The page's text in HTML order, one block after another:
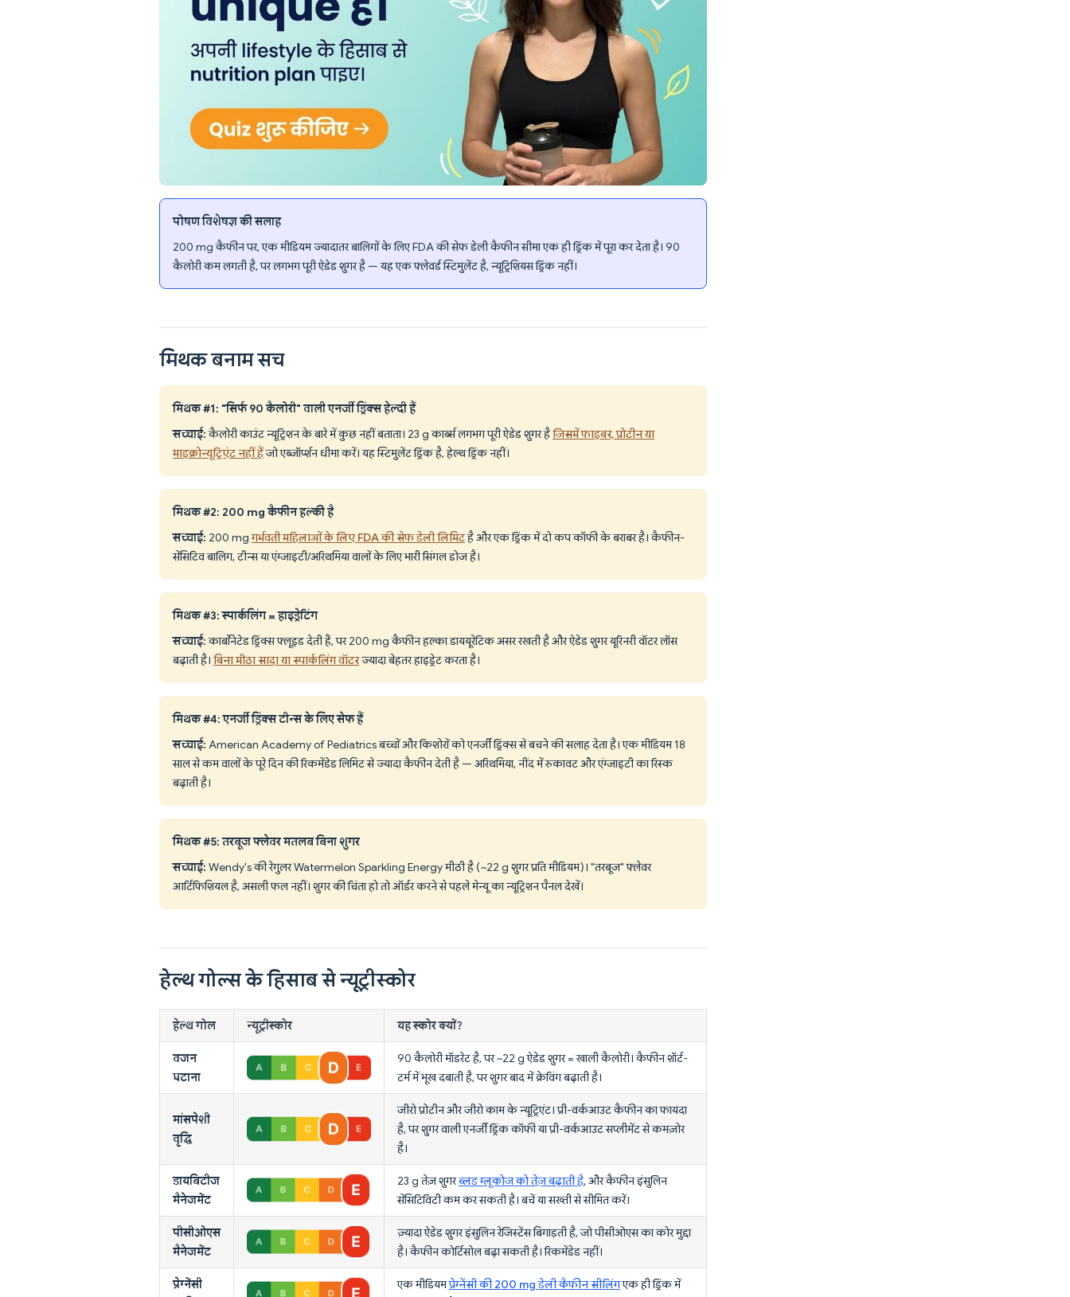
पोषण विशेषज्ञ की सलाह
200 mg कैफीन पर, एक मीडियम ज्यादातर बालिगों के लिए FDA की सेफ डेली कैफीन सीमा एक ही ड्रिंक में पूरा कर देता है। 90
कैलोरी कम लगती है, पर लगभग पूरी ऐडेड शुगर है — यह एक फ्लेवर्ड स्टिमुलेंट है, न्यूट्रिशियस ड्रिंक नहीं।
मिथक बनाम सच
मिथक #1: "सिर्फ 90 कैलोरी" वाली एनर्जी ड्रिंक्स हेल्दी हैं
सच्चाई:कैलोरी काउंट न्यूट्रिशन के बारे में कुछ नहीं बताता। 23 g कार्ब्स लगभग पूरी ऐडेड शुगर हैजिसमें फाइबर, प्रोटीन या
माइक्रोन्यूट्रिएंट नहीं हैंजो एब्जॉर्प्शन धीमा करें। यह स्टिमुलेंट ड्रिंक है, हेल्थ ड्रिंक नहीं।
मिथक #2: 200 mg कैफीन हल्की है
सच्चाई: 200 mgगर्भवती महिलाओं के लिए FDA की सेफ डेली लिमिटहै और एक ड्रिंक में दो कप कॉफी के बराबर है। कैफीन-
सेंसिटिव बालिग, टीन्स या एंग्जाइटी/अरिथमिया वालों के लिए भारी सिंगल डोज है।
मिथक #3: स्पार्कलिंग = हाइड्रेटिंग
सच्चाई:कार्बोनेटेड ड्रिंक्स फ्लूइड देती हैं, पर 200 mg कैफीन हल्का डाययूरेटिक असर रखती है और ऐडेड शुगर यूरिनरी वॉटर लॉस
बढ़ाती है। बिना मीठा सादा या स्पार्कलिंग वॉटरज्यादा बेहतर हाइड्रेट करता है।
मिथक #4: एनर्जी ड्रिंक्स टीन्स के लिए सेफ हैं
सच्चाई: American Academy of Pediatrics बच्चों और किशोरों को एनर्जी ड्रिंक्स से बचने की सलाह देता है। एक मीडियम 18
साल से कम वालों के पूरे दिन की रिकमेंडेड लिमिट से ज्यादा कैफीन देती है — अरिथमिया, नींद में रुकावट और एंग्जाइटी का रिस्क
बढ़ाती है।
मिथक #5: तरबूज फ्लेवर मतलब बिना शुगर
सच्चाई: Wendy's की रेगुलर Watermelon Sparkling Energy मीठी है (~22 g शुगर प्रति मीडियम)। "तरबूज" फ्लेवर
आर्टिफिशियल है, असली फल नहीं। शुगर की चिंता हो तो ऑर्डर करने से पहले मेन्यू का न्यूट्रिशन पैनल देखें।
हेल्थ गोल्स के हिसाब से न्यूट्रीस्कोर
हेल्थ गोल न्यूट्रीस्कोर यह स्कोर क्यों?
वजन
घटाना
90 कैलोरी मॉडरेट है, पर ~22 g ऐडेड शुगर = खाली कैलोरी। कैफीन शॉर्ट-
टर्म में भूख दबाती है, पर शुगर बाद में क्रेविंग बढ़ाती है।
मांसपेशी
वृद्धि
जीरो प्रोटीन और जीरो काम के न्यूट्रिएंट। प्री-वर्कआउट कैफीन का फायदा
है, पर शुगर वाली एनर्जी ड्रिंक कॉफी या प्री-वर्कआउट सप्लीमेंट से कमज़ोर
है।
डायबिटीज
मैनेजमेंट
23 g तेज़ शुगरब्लड ग्लूकोज को तेज़ बढ़ाती है, और कैफीन इंसुलिन
सेंसिटिविटी कम कर सकती है। बचें या सख्ती से सीमित करें।
पीसीओएस
मैनेजमेंट
ज़्यादा ऐडेड शुगर इंसुलिन रेजिस्टेंस बिगाड़ती है, जो पीसीओएस का कोर मुद्दा
है। कैफीन कोर्टिसोल बढ़ा सकती है। रिकमेंडेड नहीं।
प्रेग्नेंसी
एक मीडियमप्रेग्नेंसी की 200 mg डेली कैफीन सीलिंगएक ही ड्रिंक में